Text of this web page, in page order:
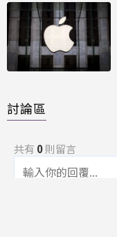
討論區
共有 0則留言